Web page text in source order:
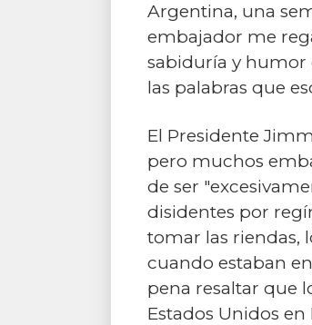
Argentina, una
embajador me
sabiduría y humor
las palabras que
El Presidente
pero muchos
de ser
disidentes por
tomar las riendas,
cuando estaban
pena resaltar que
Estados Unidos